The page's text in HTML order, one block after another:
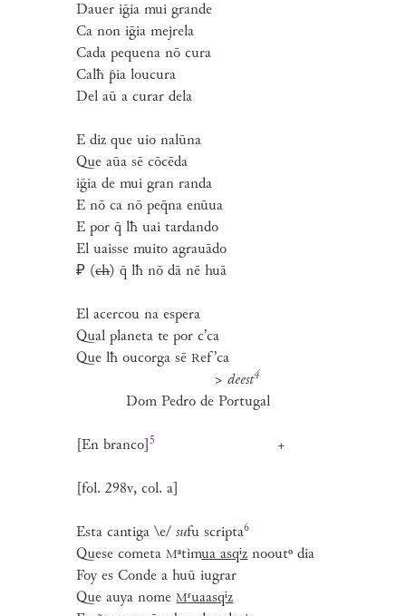
Dauer iḡia mui grande
Ca non iḡia mejrela
Cada pequena nō cura
Calħ ƥia loucura
Del aū a curar dela
E diz que uio nalūna
Que aūa sē cōcēda
iḡia de mui gran randa
E nō ca nō peq̄na enūua
E por q̄ lħ uai tardando
El uaisse muito agrauādo
₽ (ch) q̄ lħ nō dā nē huā
El acercou na espera
Qual planeta te por c’ca
Que lħ oucorga sēRef’ca
> deest4
Dom Pedro de Portugal
[En branco ]5 +
[fol. 298v, col. a]
Esta cantiga \e/sufuscripta6
Quese cometaMᵃtimua asqⁱz nooutᵒ dia
Foy es Conde a huū iugrar
Que auya nomeMʳuaasqⁱz